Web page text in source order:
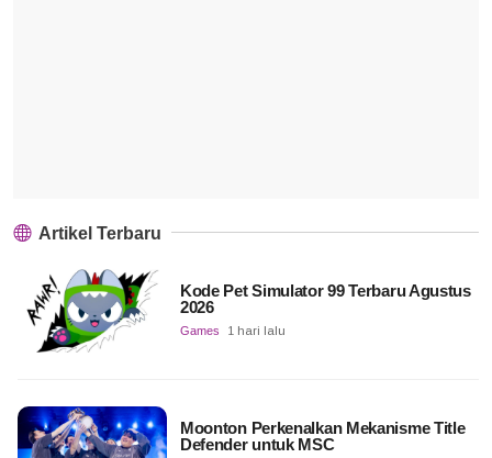
Artikel Terbaru
Kode Pet Simulator 99 Terbaru Agustus
2026
Games 1 hari lalu
Moonton Perkenalkan Mekanisme Title
Defender untuk MSC